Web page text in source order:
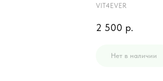
VIT4EVER
2 500 р.
Нет в наличии